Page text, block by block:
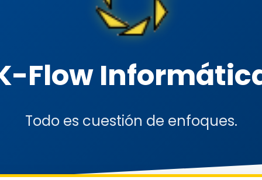
Flow
Todo es cuestión de enfoques.